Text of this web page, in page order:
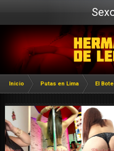
Inicio Putas en Lima El